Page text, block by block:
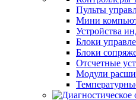
Пульты
Мини
Устройства
Блоки
Блоки
Отсчетные
Модули